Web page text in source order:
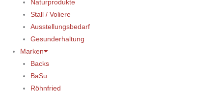
Naturprodukte
Stall / Voliere
Ausstellungsbedarf
Gesunderhaltung
Marken
Backs
BaSu
Röhnfried